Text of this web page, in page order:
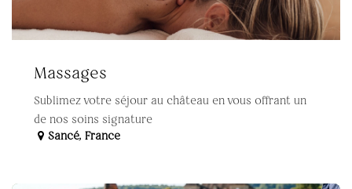
Massages
Sublimez votre séjour au château en vous offrant un
de nos soins signature
Sancé, France